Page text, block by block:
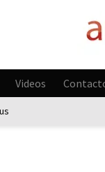
Videos